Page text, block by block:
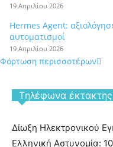
19 Απριλίου 2026
Hermes Agent:
αυτοματισμοί
19 Απριλίου 2026
Φόρτωση περισσοτέρων
Tηλέφωνα
Δίωξη Ηλεκτρονικού
Ελληνική Αστυνομία: